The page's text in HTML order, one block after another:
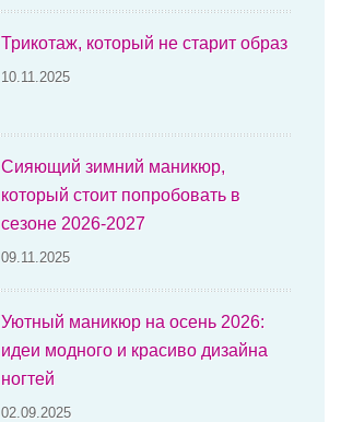
Трикотаж, который не старит образ
10.11.2025
Сияющий зимний маникюр,
который стоит попробовать в
сезоне 2026-2027
09.11.2025
Уютный маникюр на осень 2026:
идеи модного и красиво дизайна
ногтей
02.09.2025